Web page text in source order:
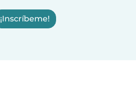
¡Inscríbeme!